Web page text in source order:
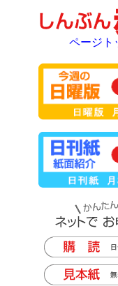
ページト